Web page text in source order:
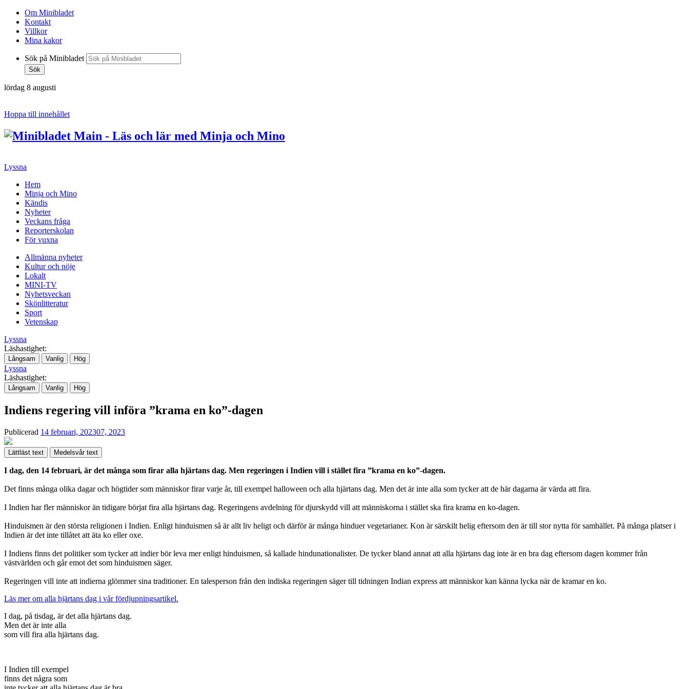
Om Minibladet
Kontakt
Villkor
Mina kakor
Sök på Minibladet
Sök
lördag 8 augusti
Hoppa till innehållet
Lyssna
Hem
Minja och Mino
Kändis
Nyheter
Veckans fråga
Reporterskolan
För vuxna
Allmänna nyheter
Kultur och nöje
Lokalt
MINI-TV
Nyhetsveckan
Skönlitteratur
Sport
Vetenskap
Lyssna
Läshastighet:
Långsam Vanlig Hög
Lyssna
Läshastighet:
Långsam Vanlig Hög
Indiens regering vill införa ”krama en ko”-dagen
Publicerad 14 februari, 202307, 2023
Lättläst text Medelsvår text
I dag, den 14 februari, är det många som firar alla hjärtans dag. Men regeringen i Indien vill i stället fira ”krama en ko”-dagen.
Det finns många olika dagar och högtider som människor firar varje år, till exempel halloween och alla hjärtans dag. Men det är inte alla som tycker att de här dagarna är värda att fira.
I Indien har fler människor än tidigare börjat fira alla hjärtans dag. Regeringens avdelning för djurskydd vill att människorna i stället ska fira krama en ko-dagen.
Hinduismen är den största religionen i Indien. Enligt hinduismen så är allt liv heligt och därför är många hinduer vegetarianer. Kon är särskilt helig eftersom den är till stor nytta för samhället. På många platser i
Indien är det inte tillåtet att äta ko eller oxe.
I Indiens finns det politiker som tycker att indier bör leva mer enligt hinduismen, så kallade hindunationalister. De tycker bland annat att alla hjärtans dag inte är en bra dag eftersom dagen kommer från
västvärlden och går emot det som hinduismen säger.
Regeringen vill inte att indierna glömmer sina traditioner. En talesperson från den indiska regeringen säger till tidningen Indian express att människor kan känna lycka när de kramar en ko.
Läs mer om alla hjärtans dag i vår fördjupningsartikel.
I dag, på tisdag, är det alla hjärtans dag.
Men det är inte alla
som vill fira alla hjärtans dag.
I Indien till exempel
finns det några som